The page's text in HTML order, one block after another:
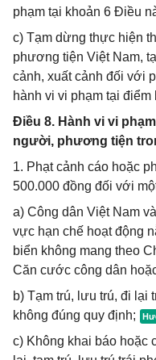
phạm tại khoản 6 Điều
c) Tạm dừng thực hiện
phương tiện Việt Nam,
cảnh, xuất cảnh đối với
hành vi vi phạm tại
Điều 8. Hành vi vi
người, phương tiện
1. Phạt cảnh cáo hoặc
500.000 đồng đối với
a) Công dân Việt Nam
vực hạn chế hoạt động
biển không mang theo
Căn cước công dân
b) Tạm trú, lưu trú, đi lại
không đúng quy định;
c) Không khai báo hoặc